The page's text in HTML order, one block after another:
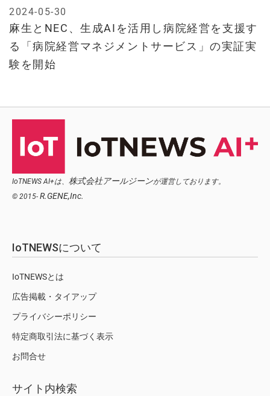
麻生とNEC、生成AIを活用し病院経営を支援す
る「病院経営マネジメントサービス」の実証実
験を開始
2024-05-30
IoTNEWS AI+は、 株式会社アールジーンが運営しております。
© 2015- R.GENE,Inc.
IoTNEWSについて
IoTNEWSとは
広告掲載・タイアップ
プライバシーポリシー
特定商取引法に基づく表示
お問合せ
サイト内検索